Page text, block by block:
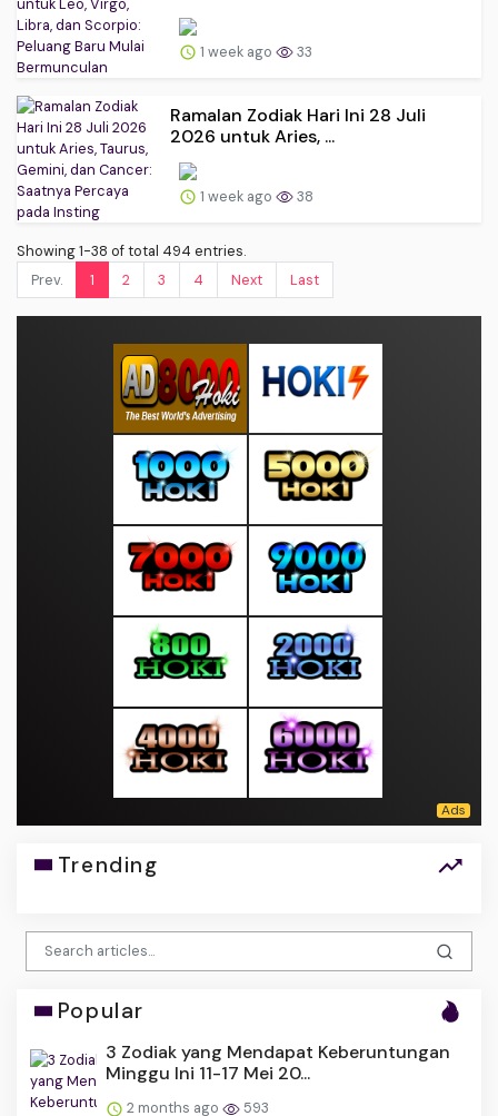
1 week ago 33
Ramalan Zodiak Hari Ini 28 Juli
2026 untuk Aries, ...
1 week ago 38
Showing 1-38 of total 494 entries.
Prev.
1 2 3 4 Next Last
Trending
Popular
3 Zodiak yang Mendapat Keberuntungan
Minggu Ini 11-17 Mei 20...
2 months ago 593